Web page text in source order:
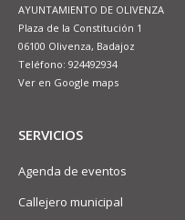
AYUNTAMIENTO DE OLIVENZA
Plaza de la Constitución 1
06100 Olivenza, Badajoz
Teléfono: 924492934
Ver en Google maps
SERVICIOS
Agenda de eventos
Callejero municipal